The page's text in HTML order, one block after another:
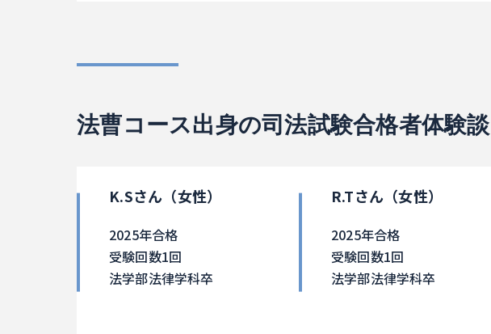
法曹コース出身の司法試験合格者体験談
K.Sさん（女性）
2025年合格
受験回数1回
法学部法律学科卒
R.Tさん（女性）
2025年合格
受験回数1回
法学部法律学科卒